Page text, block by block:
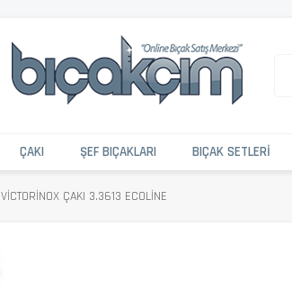
ÇAKI ŞEF BIÇAKLARI BIÇAK SETLERI
VICTORINOX ÇAKI 3.3613 ECOLINE